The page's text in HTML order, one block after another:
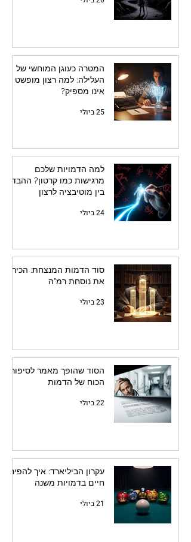
המטרה כעוגן המוחשי של
העלילה: למה רצון מופשט
אינו מספיק?
25 ביולי
למה הדמויות שלכם
מרגישות כמו קרטון? ההבדל
בין מוטיבציה לרצון
24 ביולי
סוד הדמות המנצחת: הכירו
את נוסחת רמ"ה
23 ביולי
הסוד שהופך מאמר לסיפור:
הכוח של הדמות
22 ביולי
עקרון הביליארד: איך להפיח
חיים בדמויות משנה
21 ביולי